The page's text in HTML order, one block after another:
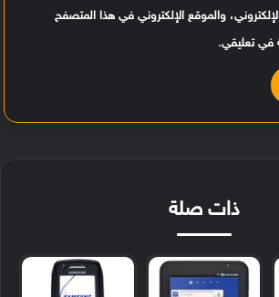
والموقع الإلكتروني في هذا المتصفح
في تعليقي.
ذات صلة